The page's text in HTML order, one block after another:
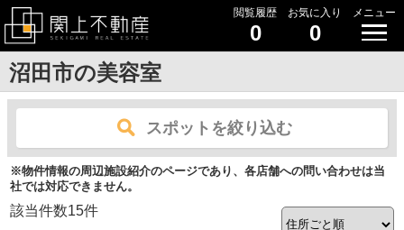
閲覧履歴
0
お気に入り
0
メニュー
沼田市の美容室
スポットを絞り込む
※物件情報の周辺施設紹介のページであり、各店舗への問い合わせは当
社では対応できません。
該当件数15件